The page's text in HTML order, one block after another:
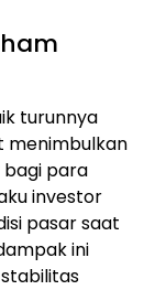
turunnya
menimbulkan
bagi para
investor
pasar saat
ini